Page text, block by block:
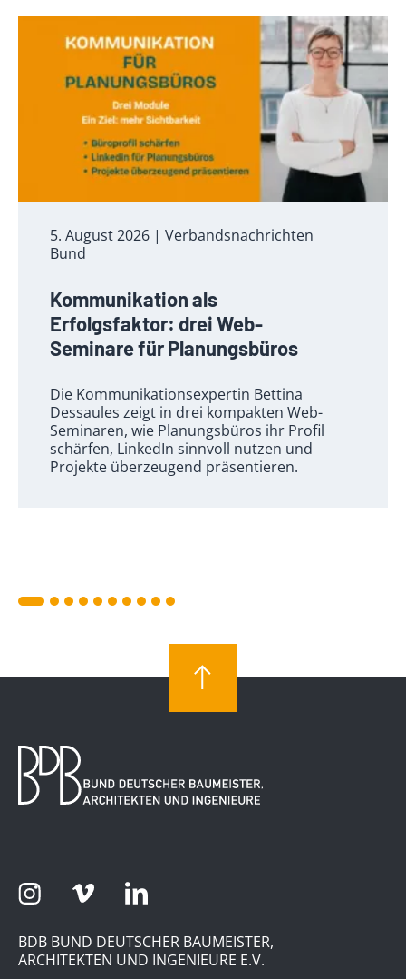
5. August 2026 | Verbandsnachrichten
Bund
Kommunikation als
Erfolgsfaktor: drei Web-
Seminare für Planungsbüros
Die Kommunikationsexpertin Bettina
Dessaules zeigt in drei kompakten Web-
Seminaren, wie Planungsbüros ihr Profil
schärfen, LinkedIn sinnvoll nutzen und
Projekte überzeugend präsentieren.
BDB BUND DEUTSCHER BAUMEISTER,
ARCHITEKTEN UND INGENIEURE E.V.